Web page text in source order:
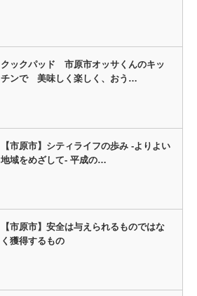
クックパッド 市原市オッサくんのキッ
チンで 美味しく楽しく、おう…
【市原市】シティライフの歩み -よりよい
地域をめざして- 平成の…
【市原市】安全は与えられるものではな
く獲得するもの